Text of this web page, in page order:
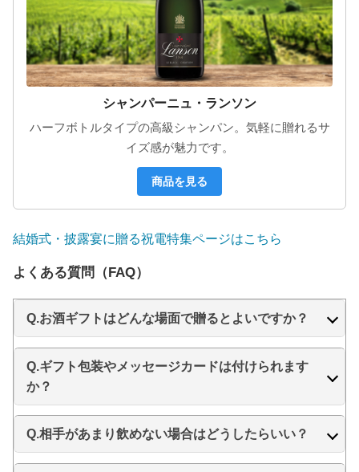
シャンパーニュ・ランソン
ハーフボトルタイプの高級シャンパン。気軽に贈れるサ
イズ感が魅力です。
商品を見る
結婚式・披露宴に贈る祝電特集ページはこちら
よくある質問（FAQ）
Q.お酒ギフトはどんな場面で贈るとよいですか？
Q.ギフト包装やメッセージカードは付けられます
か？
Q.相手があまり飲めない場合はどうしたらいい？